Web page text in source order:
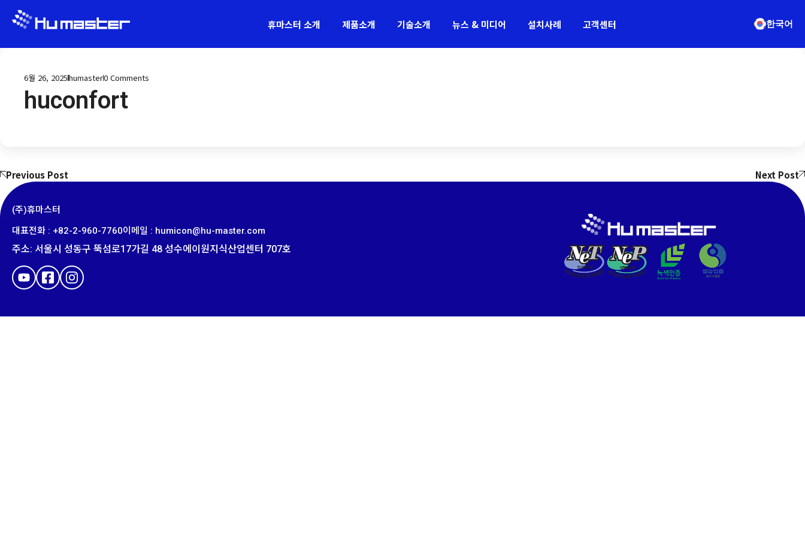
휴마스터 소개 제품소개 기술소개 뉴스 & 미디어 설치사례 고객센터 한국어
6월 26, 2025humaster0 Comments
huconfort
Previous Post Next Post
(주)휴마스터
대표전화 : +82-2-960-7760이메일 : humicon@hu-master.com​
주소: 서울시 성동구 뚝섬로17가길 48 성수에이원지식산업센터 707호